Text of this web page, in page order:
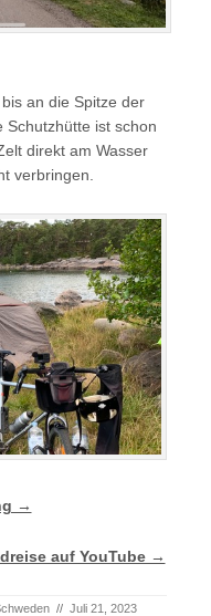
an die Spitze der
Schutzhütte ist schon
direkt am Wasser
verbringen.
→
auf YouTube →
// Juli 21, 2023